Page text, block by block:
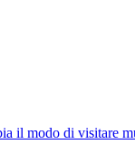
il modo di visitare